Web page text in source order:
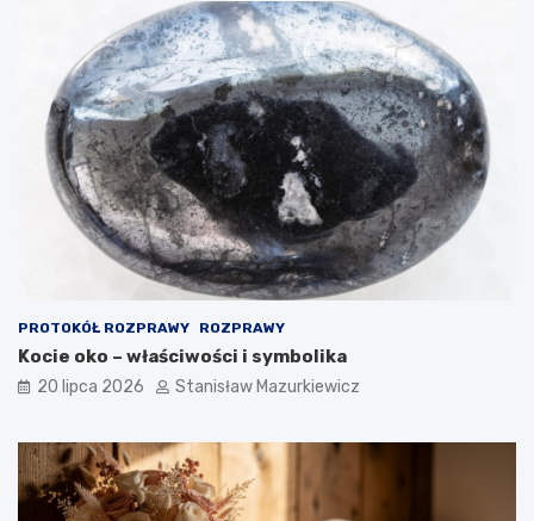
PROTOKÓŁ ROZPRAWY ROZPRAWY
Kocie oko – właściwości i symbolika
20 lipca 2026 Stanisław Mazurkiewicz